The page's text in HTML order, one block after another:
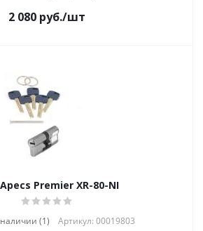
2 080 руб./шт
Premier XR-80-NI
(1) Артикул: 00019803